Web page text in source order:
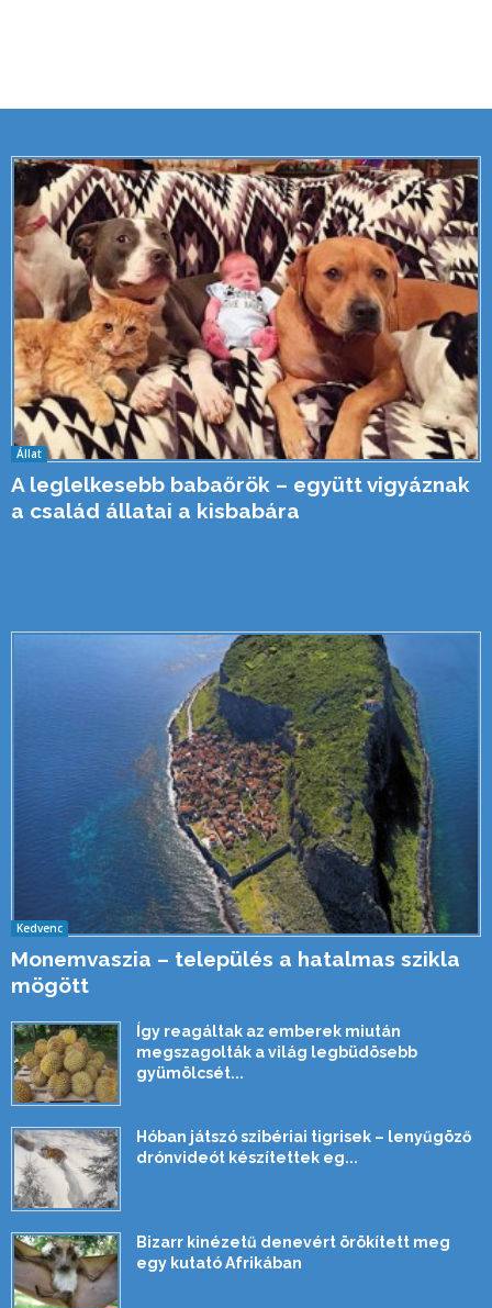
Állat
A leglelkesebb babaőrök – együtt vigyáznak
a család állatai a kisbabára
Kedvenc
Monemvaszia – település a hatalmas szikla
mögött
Így reagáltak az emberek miután
megszagolták a világ legbüdösebb
gyümölcsét...
Hóban játszó szibériai tigrisek – lenyűgöző
drónvideót készítettek eg...
Bizarr kinézetű denevért örökített meg
egy kutató Afrikában